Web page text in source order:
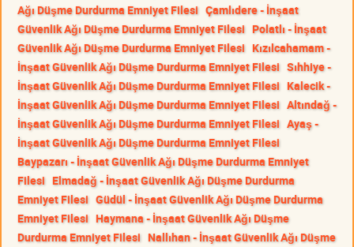
Ağı Düşme Durdurma Emniyet Filesi Çamlıdere - İnşaat
Güvenlik Ağı Düşme Durdurma Emniyet Filesi Polatlı - İnşaat
Güvenlik Ağı Düşme Durdurma Emniyet Filesi Kızılcahamam -
İnşaat Güvenlik Ağı Düşme Durdurma Emniyet Filesi Sıhhiye -
İnşaat Güvenlik Ağı Düşme Durdurma Emniyet Filesi Kalecik -
İnşaat Güvenlik Ağı Düşme Durdurma Emniyet Filesi Altındağ -
İnşaat Güvenlik Ağı Düşme Durdurma Emniyet Filesi Ayaş -
İnşaat Güvenlik Ağı Düşme Durdurma Emniyet Filesi
Baypazarı - İnşaat Güvenlik Ağı Düşme Durdurma Emniyet
Filesi Elmadağ - İnşaat Güvenlik Ağı Düşme Durdurma
Emniyet Filesi Güdül - İnşaat Güvenlik Ağı Düşme Durdurma
Emniyet Filesi Haymana - İnşaat Güvenlik Ağı Düşme
Durdurma Emniyet Filesi Nallıhan - İnşaat Güvenlik Ağı Düşme